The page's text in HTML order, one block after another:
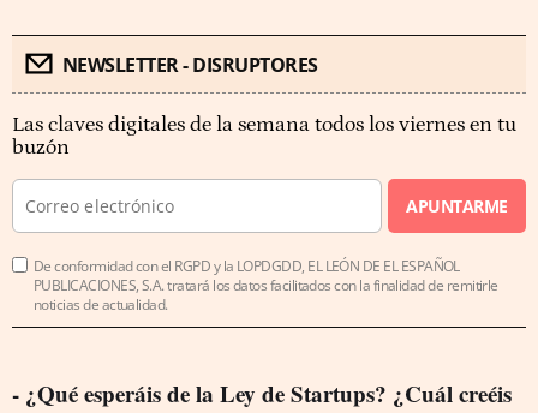
NEWSLETTER - DISRUPTORES
Las claves digitales de la semana todos los viernes en tu
buzón
APUNTARME
De conformidad con el RGPD y la LOPDGDD, EL LEÓN DE EL ESPAÑOL
PUBLICACIONES, S.A. tratará los datos facilitados con la finalidad de remitirle
noticias de actualidad.
- ¿Qué esperáis de la Ley de Startups? ¿Cuál creéis